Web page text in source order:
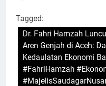
Tagged:
Dr. Fahri Hamzah
Aren Genjah di Aceh:
Kedaulatan Ekonomi
#FahriHamzah